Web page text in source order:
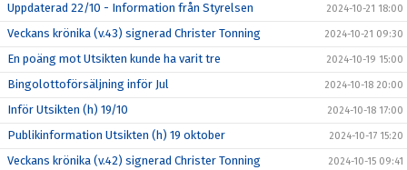
Uppdaterad 22/10 - Information från Styrelsen 2024-10-21 18:00
Veckans krönika (v.43) signerad Christer Tonning 2024-10-21 09:30
En poäng mot Utsikten kunde ha varit tre 2024-10-19 15:00
Bingolottoförsäljning inför Jul 2024-10-18 20:00
Inför Utsikten (h) 19/10 2024-10-18 17:00
Publikinformation Utsikten (h) 19 oktober 2024-10-17 15:20
Veckans krönika (v.42) signerad Christer Tonning 2024-10-15 09:41